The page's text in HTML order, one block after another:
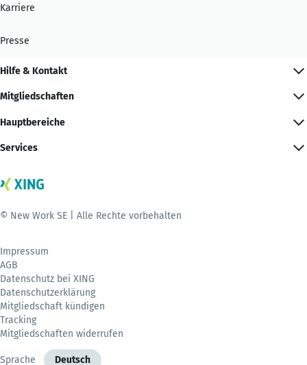
Karriere
Presse
Hilfe & Kontakt
Mitgliedschaften
Hauptbereiche
Services
© New Work SE | Alle Rechte vorbehalten
Impressum
AGB
Datenschutz bei XING
Datenschutzerklärung
Mitgliedschaft kündigen
Tracking
Mitgliedschaften widerrufen
Sprache Deutsch